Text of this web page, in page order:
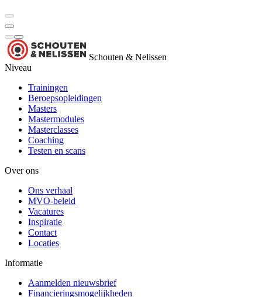
Schouten & Nelissen
Niveau
Trainingen
Beroepsopleidingen
Masters
Mastermodules
Masterclasses
Coaching
Testen en scans
Over ons
Ons verhaal
MVO-beleid
Vacatures
Inspiratie
Contact
Locaties
Informatie
Aanmelden nieuwsbrief
Financieringsmogelijkheden